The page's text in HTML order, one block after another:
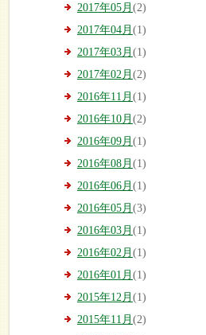
2017年05月 (2)
2017年04月 (1)
2017年03月 (1)
2017年02月 (2)
2016年11月 (1)
2016年10月 (2)
2016年09月 (1)
2016年08月 (1)
2016年06月 (1)
2016年05月 (3)
2016年03月 (1)
2016年02月 (1)
2016年01月 (1)
2015年12月 (1)
2015年11月 (2)